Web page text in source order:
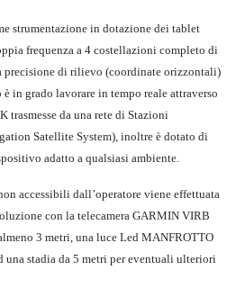
strumentazione in dotazione dei tablet
frequenza a 4 costellazioni completo di
precisione di rilievo (coordinate orizzontali)
in grado lavorare in tempo reale attraverso
trasmesse da una rete di Stazioni
Satellite System), inoltre è dotato di
adatto a qualsiasi ambiente.
accessibili dall’operatore viene effettuata
con la telecamera GARMIN VIRB
3 metri, una luce Led MANFROTTO
stadia da 5 metri per eventuali ulteriori